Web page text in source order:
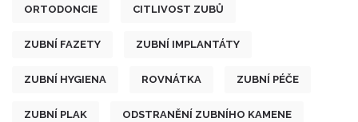
ORTODONCIE CITLIVOST ZUBŮ
ZUBNÍ FAZETY ZUBNÍ IMPLANTÁTY
ZUBNÍ HYGIENA ROVNÁTKA ZUBNÍ PÉČE
ZUBNÍ PLAK ODSTRANĚNÍ ZUBNÍHO KAMENE